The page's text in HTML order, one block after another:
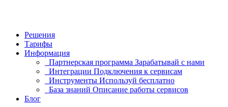
Решения
Тарифы
Информация
Партнерская программа Зарабатывай с нами
Интеграции Подключения к сервисам
Инструменты Используй бесплатно
База знаний Описание работы сервисов
Блог